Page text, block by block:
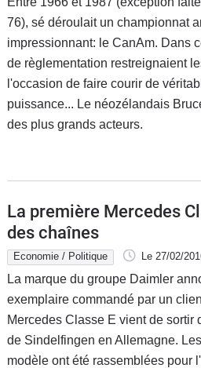
76), sé déroulait un championnat
impressionnant: le CanAm. Dans
de règlementation restreignaient
l'occasion de faire courir de
puissance... Le néozélandais
des plus grands acteurs.
La première Mercedes
des chaînes
Economie / Politique Le 27/02/
La marque du groupe Daimler
exemplaire commandé par un
Mercedes Classe E vient de sortir
de Sindelfingen en Allemagne.
modèle ont été rassemblées pour